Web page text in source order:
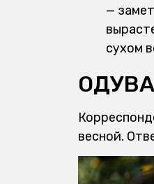
—
сухом
весной.